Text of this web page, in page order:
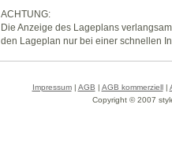
ACHTUNG:
Die Anzeige des Lageplans
den Lageplan nur bei einer schnellen
Impressum| AGB | AGB kommerziell|
Copyright © 2007